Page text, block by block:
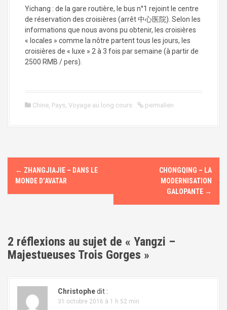
Yichang : de la gare routière, le bus n°1 rejoint le centre
de réservation des croisières (arrêt 中心医院). Selon les
informations que nous avons pu obtenir, les croisières
« locales » comme la nôtre partent tous les jours, les
croisières de « luxe » 2 à 3 fois par semaine (à partir de
2500 RMB / pers).
Chine, Pays, Voyage au long cours permalien
N
a
g
a
← ZHANGJIAJIE – DANS LE
MONDE D’AVATAR
CHONGQING – LA
MODERNISATION
GALOPANTE →
2 réflexions au sujet de « Yangzi –
Majestueuses Trois Gorges »
Christophedit :
31 octobre 2016 à 1 h 52 min